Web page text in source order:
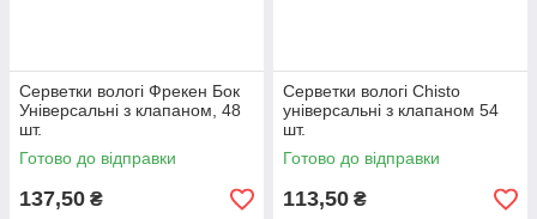
Серветки вологі Фрекен Бок
Універсальні з клапаном, 48
шт.
Готово до відправки
137,50 ₴
Серветки вологі Chisto
універсальні з клапаном 54
шт.
Готово до відправки
113,50 ₴